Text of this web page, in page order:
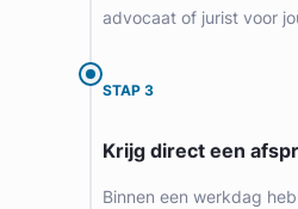
advocaat of jurist voor
STAP 3
Krijg direct een
Binnen een werkdag